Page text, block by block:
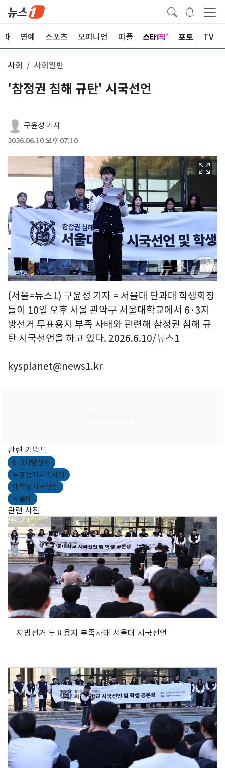
화 연예 스포츠 오피니언 피플 포토 TV
사회 사회일반
'참정권 침해 규탄' 시국선언
구윤성 기자
2026.06.10 오후 07:10
(서울=뉴스1) 구윤성 기자 = 서울대 단과대 학생회장
들이 10일 오후 서울 관악구 서울대학교에서 6·3지
방선거 투표용지 부족 사태와 관련해 참정권 침해 규
탄 시국선언을 하고 있다. 2026.6.10/뉴스1
kysplanet@news1.kr
관련 키워드
6·3지방선거
투표용지부족사태
대학생시국선언
서울대
관련 사진
지방선거 투표용지 부족사태 서울대 시국선언